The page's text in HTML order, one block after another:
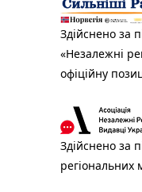
Здійснено за
«Незалежні
офіційну
Здійснено за
регіональних